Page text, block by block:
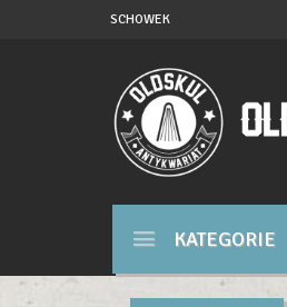
SCHOWEK
KATEGORIE